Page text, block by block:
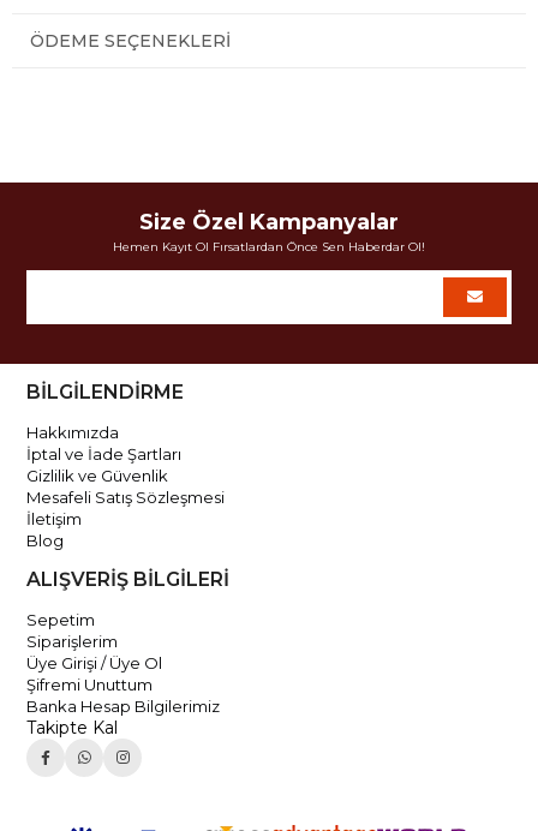
ÖDEME SEÇENEKLERI
Size Özel Kampanyalar
Hemen Kayıt Ol Fırsatlardan Önce Sen Haberdar Ol!
BİLGİLENDİRME
Hakkımızda
İptal ve İade Şartları
Gizlilik ve Güvenlik
Mesafeli Satış Sözleşmesi
İletişim
Blog
ALIŞVERİŞ BİLGİLERİ
Sepetim
Siparişlerim
Üye Girişi / Üye Ol
Şifremi Unuttum
Banka Hesap Bilgilerimiz
Takipte Kal